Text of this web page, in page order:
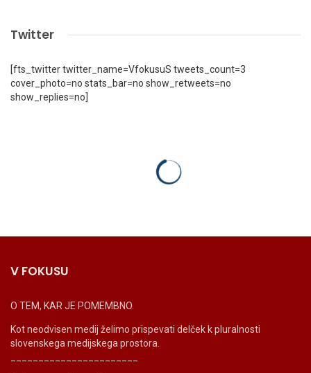
Twitter
[fts_twitter twitter_name=VfokusuS tweets_count=3
cover_photo=no stats_bar=no show_retweets=no
show_replies=no]
V FOKUSU
O TEM, KAR JE POMEMBNO.
Kot neodvisen medij želimo prispevati delček k pluralnosti
slovenskega medijskega prostora.